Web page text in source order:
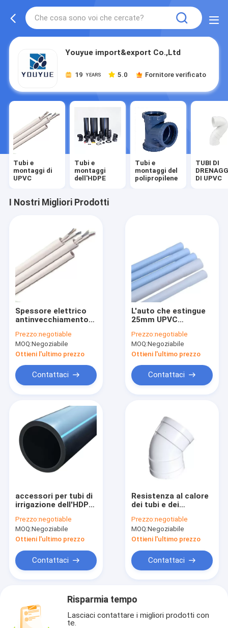
Youyue import&export Co.,Ltd
19 YEARS 5.0 Fornitore verificato
Tubi e
montaggi di
UPVC
Tubi e
montaggi
dell'HDPE
Tubi e
montaggi del
polipropilene
TUBI DI
DI UPVC
I Nostri Migliori Prodotti
Spessore elettrico
antinvecchiamento
del condotto di UPVC
Prezzo:negotiable
MOQ:Negoziabile
Ottieni l'ultimo prezzo
Contattaci
L'auto che estingue
25mm UPVC
plastica del
condotto di
DE16*1.45mm
Prezzo:negotiable
MOQ:Negoziabile
Ottieni l'ultimo prezzo
Contattaci
accessori per tubi di
irrigazione dell'HDPE
Prezzo:negotiable
MOQ:Negoziabile
Ottieni l'ultimo prezzo
Contattaci
Resistenza al calore
dei tubi e dei
200×4.5 UPVC
Prezzo:negotiable
MOQ:Negoziabile
Ottieni l'ultimo prezzo
Contattaci
Risparmia tempo
Lasciaci contattare i migliori prodotti con
te.